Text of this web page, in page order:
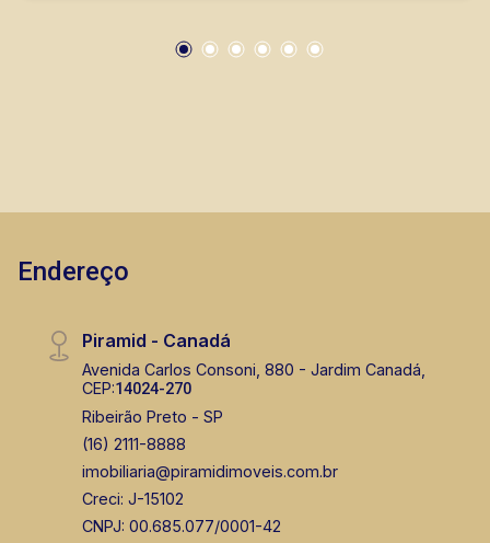
Endereço
Piramid - Canadá
Avenida Carlos Consoni, 880 - Jardim Canadá,
CEP:14024-270
Ribeirão Preto - SP
(16) 2111-8888
imobiliaria@piramidimoveis.com.br
Creci: J-15102
CNPJ: 00.685.077/0001-42